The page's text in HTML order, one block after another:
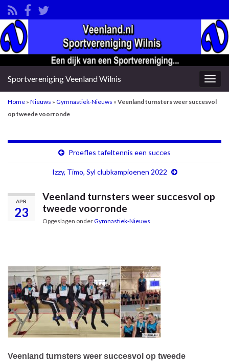
Sportvereniging Veenland Wilnis
Home » Nieuws » Gymnastiek-Nieuws » Veenland turnsters weer succesvol
op tweede voorronde
Proefles tafeltennis een succes
Izzy, Timo, Syl clubkampioenen 2022
APR
23
Veenland turnsters weer succesvol op
tweede voorronde
Opgeslagen onderGymnastiek-Nieuws
Veenland turnsters weer succesvol op tweede